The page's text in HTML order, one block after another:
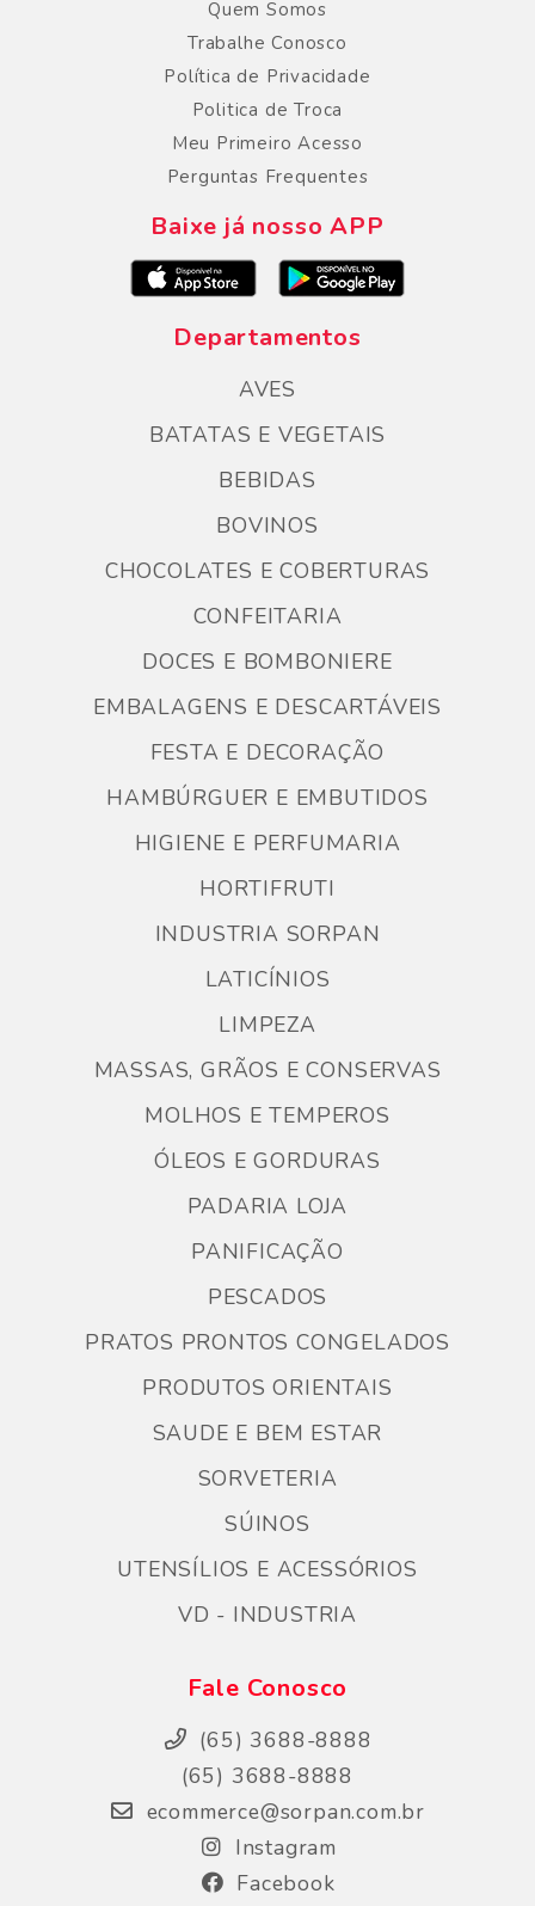
Quem Somos
Trabalhe Conosco
Política de Privacidade
Politica de Troca
Meu Primeiro Acesso
Perguntas Frequentes
Baixe já nosso APP
Departamentos
AVES
BATATAS E VEGETAIS
BEBIDAS
BOVINOS
CHOCOLATES E COBERTURAS
CONFEITARIA
DOCES E BOMBONIERE
EMBALAGENS E DESCARTÁVEIS
FESTA E DECORAÇÃO
HAMBÚRGUER E EMBUTIDOS
HIGIENE E PERFUMARIA
HORTIFRUTI
INDUSTRIA SORPAN
LATICÍNIOS
LIMPEZA
MASSAS, GRÃOS E CONSERVAS
MOLHOS E TEMPEROS
ÓLEOS E GORDURAS
PADARIA LOJA
PANIFICAÇÃO
PESCADOS
PRATOS PRONTOS CONGELADOS
PRODUTOS ORIENTAIS
SAUDE E BEM ESTAR
SORVETERIA
SÚINOS
UTENSÍLIOS E ACESSÓRIOS
VD - INDUSTRIA
Fale Conosco
(65) 3688-8888
(65) 3688-8888
ecommerce@sorpan.com.br
Instagram
Facebook